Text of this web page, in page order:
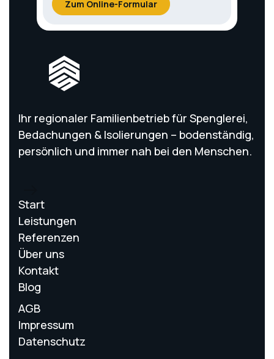
Zum Online-Formular
Ihr regionaler Familienbetrieb für Spenglerei,
Bedachungen & Isolierungen – bodenständig,
persönlich und immer nah bei den Menschen.
Start
Leistungen
Referenzen
Über uns
Kontakt
Blog
AGB
Impressum
Datenschutz